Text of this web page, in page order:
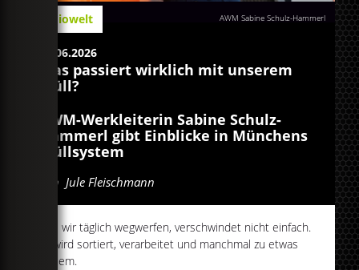
AWM Sabine Schulz-Hammerl
Radiowelt
15.06.2026
Was passiert wirklich mit unserem
Müll?
AWM-Werkleiterin Sabine Schulz-
Hammerl gibt Einblicke in Münchens
Müllsystem
Von Jule Fleischmann
Was wir täglich wegwerfen, verschwindet nicht einfach.
Es wird sortiert, verarbeitet und manchmal zu etwas
Neuem.